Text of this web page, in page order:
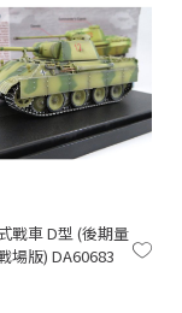
戰車 D型 (後期量
場版) DA60683